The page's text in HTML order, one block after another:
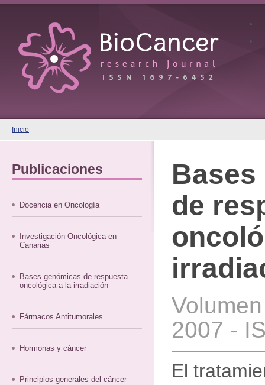
Inicio
Publicaciones
Docencia en Oncología
Investigación Oncológica en
Canarias
Bases genómicas de respuesta
oncológica a la irradiación
Fármacos Antitumorales
Hormonas y cáncer
Principios generales del cáncer
de
2007 -
El